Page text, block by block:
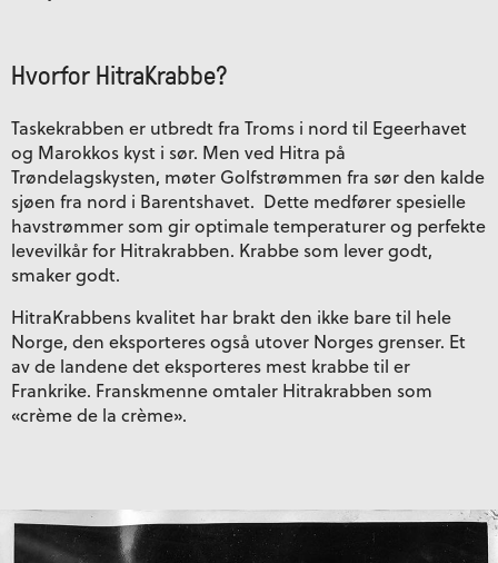
Hvorfor HitraKrabbe?
Taskekrabben er utbredt fra Troms i nord til Egeerhavet
og Marokkos kyst i sør. Men ved Hitra på
Trøndelagskysten, møter Golfstrømmen fra sør den kalde
sjøen fra nord i Barentshavet. Dette medfører spesielle
havstrømmer som gir optimale temperaturer og perfekte
levevilkår for Hitrakrabben. Krabbe som lever godt,
smaker godt.
HitraKrabbens kvalitet har brakt den ikke bare til hele
Norge, den eksporteres også utover Norges grenser. Et
av de landene det eksporteres mest krabbe til er
Frankrike. Franskmenne omtaler Hitrakrabben som
«crème de la crème».